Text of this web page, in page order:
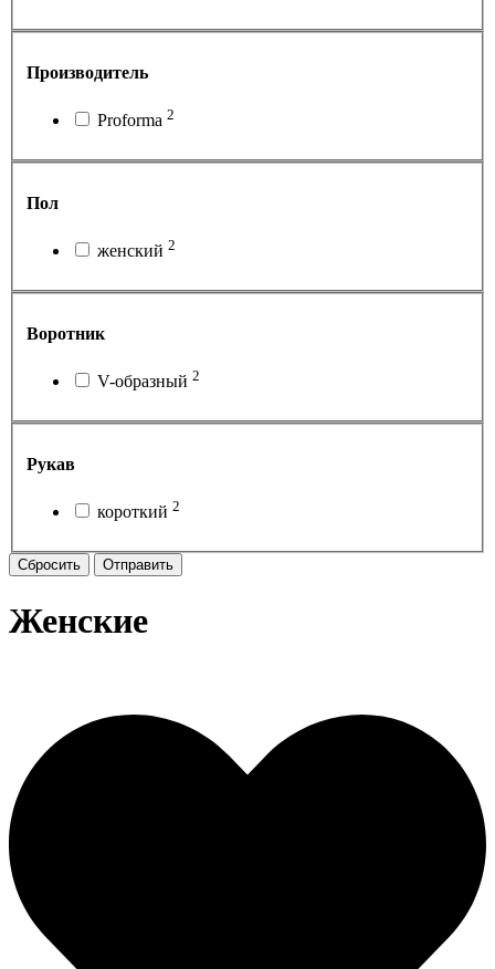
Производитель
Proforma 2
Пол
женский 2
Воротник
V-образный 2
Рукав
короткий 2
Сбросить Отправить
Женские